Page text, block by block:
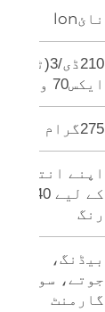
نائlon
210ڈی/3(ٹی
ایکس70
وی69)
275گرام
اپنے انتخاب
کے لیے 240
رنگ
بیڈنگ،
گارمنٹ